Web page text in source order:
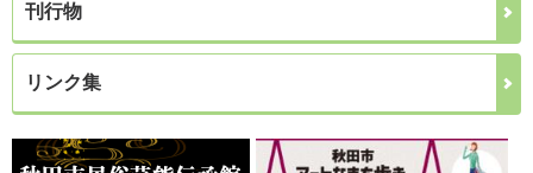
刊行物
リンク集